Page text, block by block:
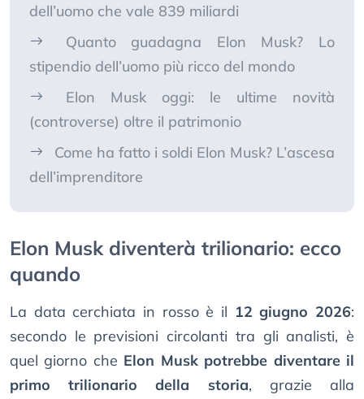
dell’uomo che vale 839 miliardi
Quanto guadagna Elon Musk? Lo
stipendio dell’uomo più ricco del mondo
Elon Musk oggi: le ultime novità
(controverse) oltre il patrimonio
Come ha fatto i soldi Elon Musk? L’ascesa
dell’imprenditore
Elon Musk diventerà trilionario: ecco
quando
La data cerchiata in rosso è il 12 giugno 2026:
secondo le previsioni circolanti tra gli analisti, è
quel giorno che Elon Musk potrebbe diventare il
primo trilionario della storia, grazie alla